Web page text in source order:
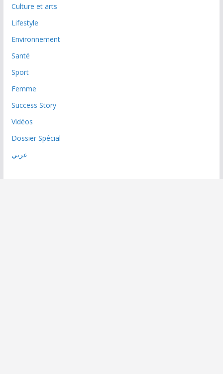
Culture et arts
Lifestyle
Environnement
Santé
Sport
Femme
Success Story
Vidéos
Dossier Spécial
عربي